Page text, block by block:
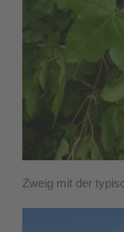
Zweig mit der